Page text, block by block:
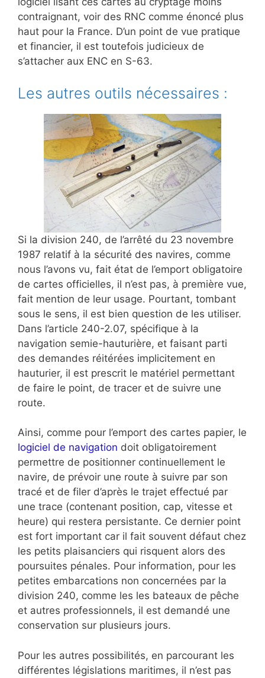
contraignant, voir des RNC comme énoncé plus
haut pour la France. D’un point de vue pratique
et financier, il est toutefois judicieux de
s’attacher aux ENC en S-63.
Les autres outils nécessaires :
Si la division 240, de l’arrêté du 23 novembre
1987 relatif à la sécurité des navires, comme
nous l’avons vu, fait état de l’emport obligatoire
de cartes officielles, il n’est pas, à première vue,
fait mention de leur usage. Pourtant, tombant
sous le sens, il est bien question de les utiliser.
Dans l’article 240-2.07, spécifique à la
navigation semie-hauturière, et faisant parti
des demandes réitérées implicitement en
hauturier, il est prescrit le matériel permettant
de faire le point, de tracer et de suivre une
route.
Ainsi, comme pour l’emport des cartes papier, le
logiciel de navigation doit obligatoirement
permettre de positionner continuellement le
navire, de prévoir une route à suivre par son
tracé et de filer d’après le trajet effectué par
une trace (contenant position, cap, vitesse et
heure) qui restera persistante. Ce dernier point
est fort important car il fait souvent défaut chez
les petits plaisanciers qui risquent alors des
poursuites pénales. Pour information, pour les
petites embarcations non concernées par la
division 240, comme les les bateaux de pêche
et autres professionnels, il est demandé une
conservation sur plusieurs jours.
Pour les autres possibilités, en parcourant les
différentes législations maritimes, il n’est pas